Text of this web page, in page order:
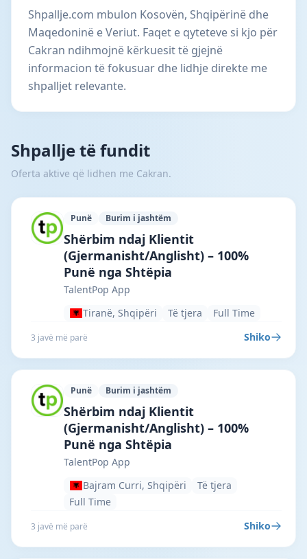
Shpallje.com mbulon Kosovën, Shqipërinë dhe
Maqedoninë e Veriut. Faqet e qyteteve si kjo për
Cakran ndihmojnë kërkuesit të gjejnë
informacion të fokusuar dhe lidhje direkte me
shpalljet relevante.
Shpallje të fundit
Oferta aktive që lidhen me Cakran.
Punë Burim i jashtëm
TalentPop App · Tiranë · #7292 —
Shërbim ndaj Klientit
(Gjermanisht/Anglisht) – 100%
Punë nga Shtëpia
TalentPop App
Tiranë, Shqipëri
Të tjera Full Time
3 javë më parë Shiko
Punë Burim i jashtëm
TalentPop App · Bajram Curri · #7290 —
Shërbim ndaj Klientit
(Gjermanisht/Anglisht) – 100%
Punë nga Shtëpia
TalentPop App
Bajram Curri, Shqipëri
Të tjera
Full Time
3 javë më parë Shiko